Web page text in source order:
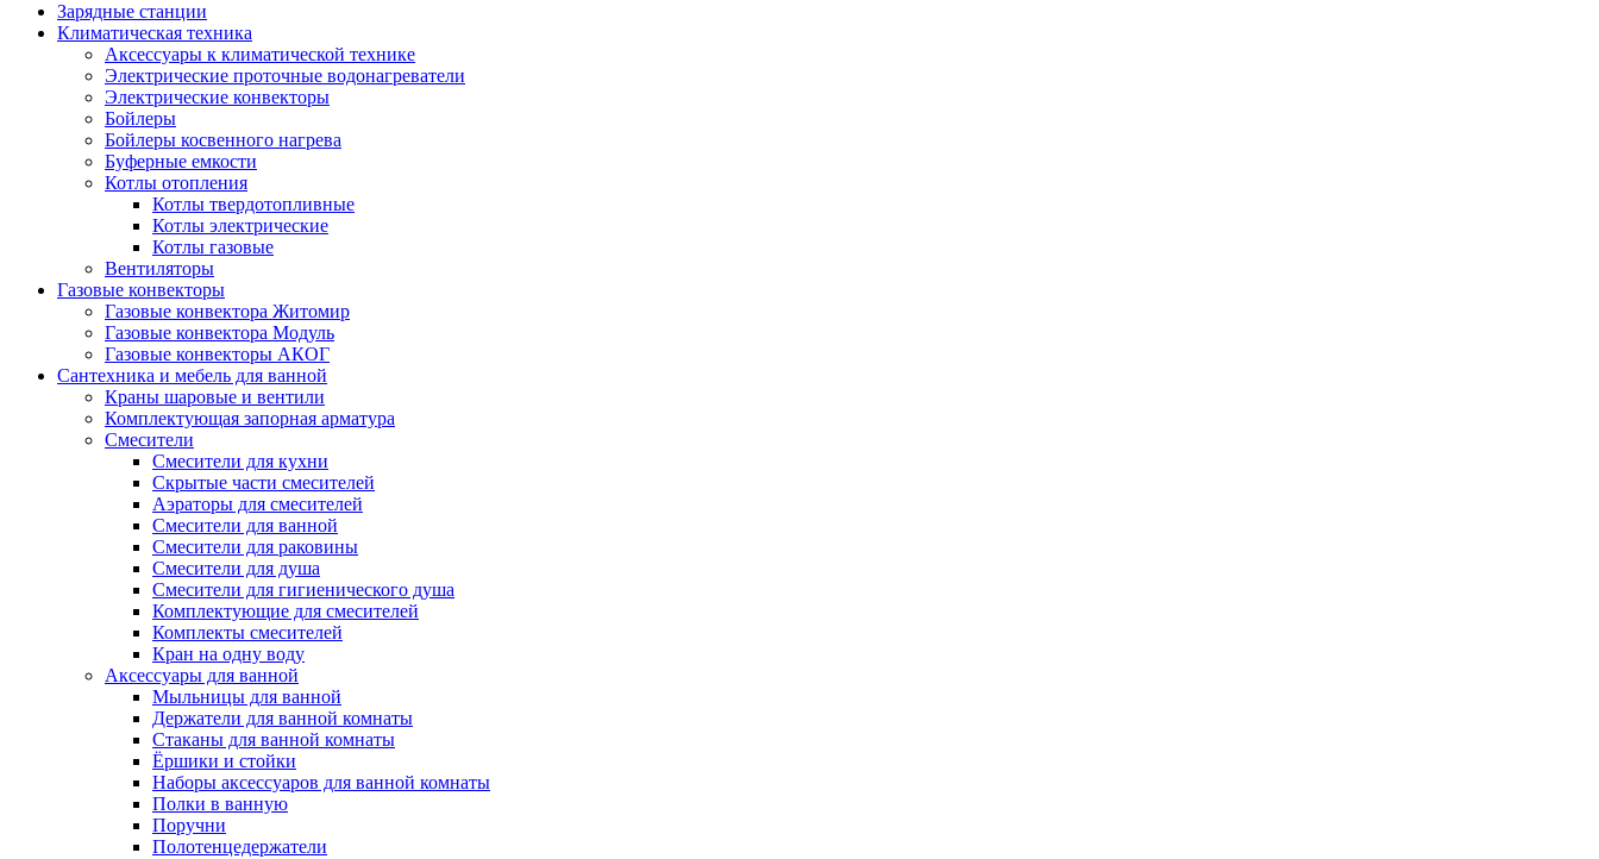
Зарядные станции
Климатическая техника
Аксессуары к климатической технике
Электрические проточные водонагреватели
Электрические конвекторы
Бойлеры
Бойлеры косвенного нагрева
Буферные емкости
Котлы отопления
Котлы твердотопливные
Котлы электрические
Котлы газовые
Вентиляторы
Газовые конвекторы
Газовые конвектора Житомир
Газовые конвектора Модуль
Газовые конвекторы АКОГ
Сантехника и мебель для ванной
Краны шаровые и вентили
Комплектующая запорная арматура
Смесители
Смесители для кухни
Скрытые части смесителей
Аэраторы для смесителей
Смесители для ванной
Смесители для раковины
Смесители для душа
Смесители для гигиенического душа
Комплектующие для смесителей
Комплекты смесителей
Кран на одну воду
Аксессуары для ванной
Мыльницы для ванной
Держатели для ванной комнаты
Стаканы для ванной комнаты
Ёршики и стойки
Наборы аксессуаров для ванной комнаты
Полки в ванную
Поручни
Полотенцедержатели